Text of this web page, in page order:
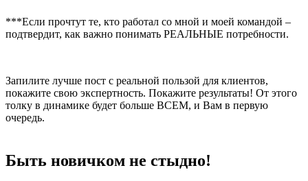
***Если прочтут те, кто работал со мной и моей командой –
подтвердит, как важно понимать РЕАЛЬНЫЕ потребности.
Запилите лучше пост с реальной пользой для клиентов,
покажите свою экспертность. Покажите результаты! От этого
толку в динамике будет больше ВСЕМ, и Вам в первую
очередь.
Быть новичком не стыдно!